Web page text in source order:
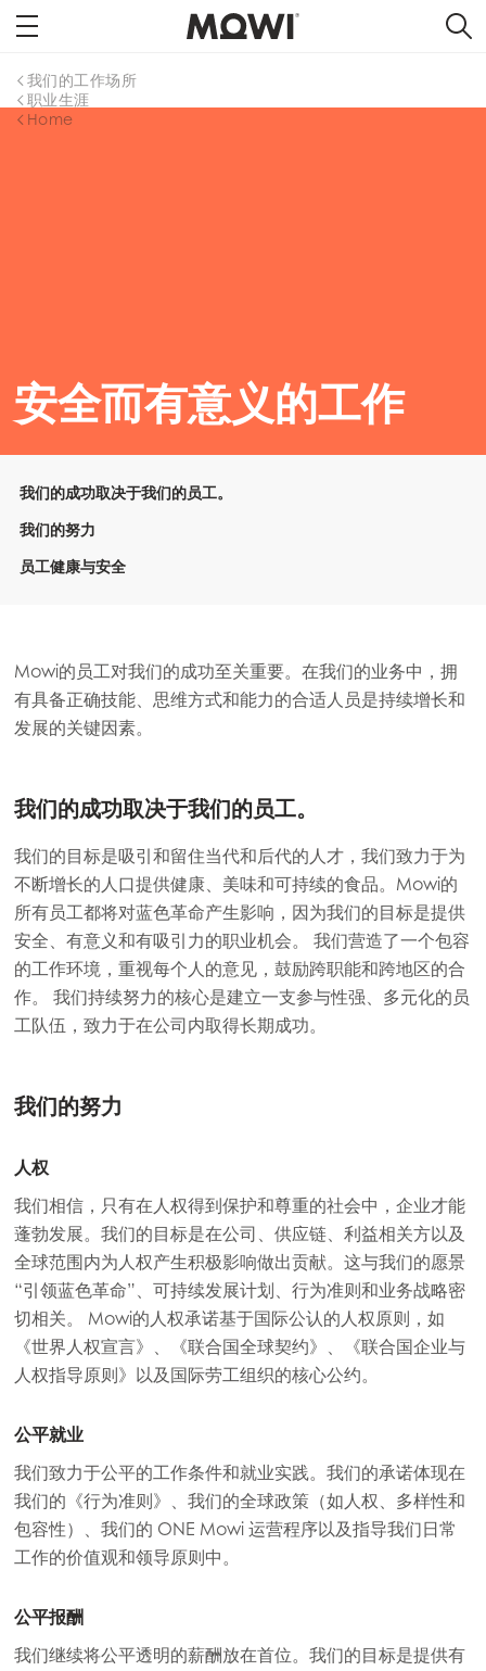
Home
职业生涯
我们的工作场所
安全而有意义的工作
我们的成功取决于我们的员工。
我们的努力
员工健康与安全
Mowi的员工对我们的成功至关重要。在我们的业务中，拥
有具备正确技能、思维方式和能力的合适人员是持续增长和
发展的关键因素。
我们的成功取决于我们的员工。
我们的目标是吸引和留住当代和后代的人才，我们致力于为
不断增长的人口提供健康、美味和可持续的食品。Mowi的
所有员工都将对蓝色革命产生影响，因为我们的目标是提供
安全、有意义和有吸引力的职业机会。 我们营造了一个包容
的工作环境，重视每个人的意见，鼓励跨职能和跨地区的合
作。 我们持续努力的核心是建立一支参与性强、多元化的员
工队伍，致力于在公司内取得长期成功。
我们的努力
人权
我们相信，只有在人权得到保护和尊重的社会中，企业才能
蓬勃发展。我们的目标是在公司、供应链、利益相关方以及
全球范围内为人权产生积极影响做出贡献。这与我们的愿景
“引领蓝色革命”、可持续发展计划、行为准则和业务战略密
切相关。 Mowi的人权承诺基于国际公认的人权原则，如
《世界人权宣言》、《联合国全球契约》、《联合国企业与
人权指导原则》以及国际劳工组织的核心公约。
公平就业
我们致力于公平的工作条件和就业实践。我们的承诺体现在
我们的《行为准则》、我们的全球政策（如人权、多样性和
包容性）、我们的 ONE Mowi 运营程序以及指导我们日常
工作的价值观和领导原则中。
公平报酬
我们继续将公平透明的薪酬放在首位。我们的目标是提供有